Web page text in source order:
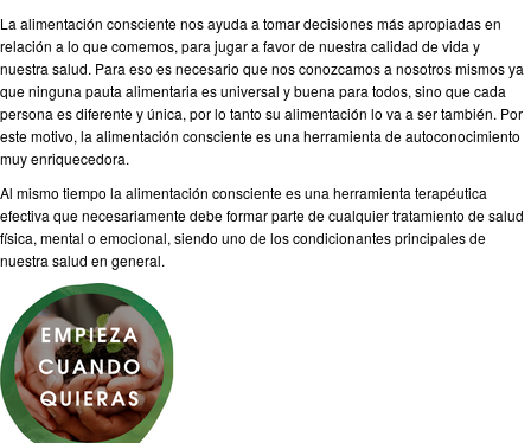
La alimentación consciente nos ayuda a tomar decisiones más apropiadas en
relación a lo que comemos, para jugar a favor de nuestra calidad de vida y
nuestra salud. Para eso es necesario que nos conozcamos a nosotros mismos ya
que ninguna pauta alimentaria es universal y buena para todos, sino que cada
persona es diferente y única, por lo tanto su alimentación lo va a ser también. Por
este motivo, la alimentación consciente es una herramienta de autoconocimiento
muy enriquecedora.
Al mismo tiempo la alimentación consciente es una herramienta terapéutica
efectiva que necesariamente debe formar parte de cualquier tratamiento de salud
física, mental o emocional, siendo uno de los condicionantes principales de
nuestra salud en general.